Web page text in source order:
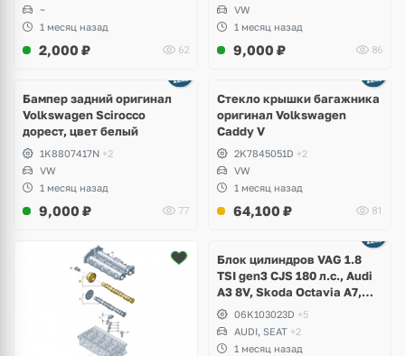
~
1 месяц назад
2,000 ₽ 62
VW
1 месяц назад
9,000 ₽ 86
Бампер задний оригинал
Volkswagen Scirocco
дорест, цвет белый
1K8807417N +2
VW
1 месяц назад
9,000 ₽ 77
Стекло крышки багажника
оригинал Volkswagen
Caddy V
2K7845051D +2
VW
1 месяц назад
64,100 ₽ 81
2 фото
Блок цилиндров VAG 1.8
TSI gen3 CJS 180 л.с., Audi
A3 8V, Skoda Octavia A7,
Superb, Volkswagen Passat
B8, Golf VII Alltrack, Seat
Leon
06K103023D +5
AUDI, SEAT +2
1 месяц назад